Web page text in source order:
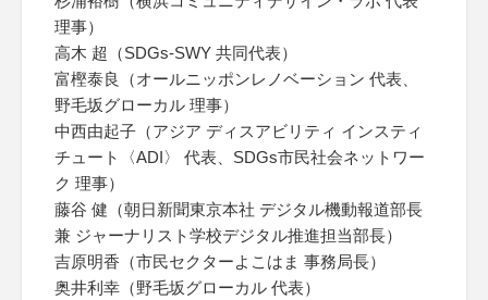
理事）
高木 超（SDGs-SWY 共同代表）
富樫泰良（オールニッポンレノベーション 代表、
野毛坂グローカル 理事）
中西由起子（アジア ディスアビリティ インスティ
チュート〈ADI〉 代表、SDGs市民社会ネットワー
ク 理事）
藤谷 健（朝日新聞東京本社 デジタル機動報道部長
兼 ジャーナリスト学校デジタル推進担当部長）
吉原明香（市民セクターよこはま 事務局長）
奥井利幸（野毛坂グローカル 代表）